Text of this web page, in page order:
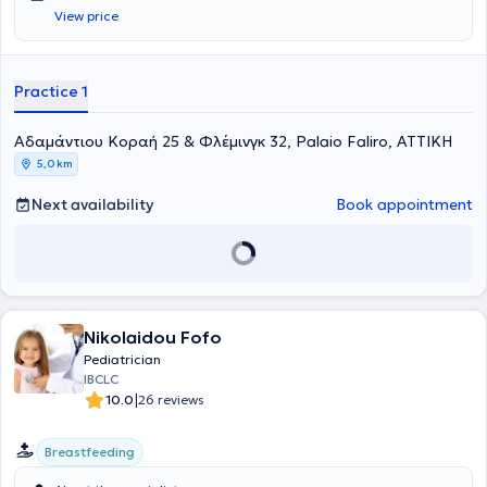
View price
Practice 1
Αδαμάντιου Κοραή 25 & Φλέμινγκ 32, Palaio Faliro, ΑΤΤΙΚΗ
5,0 km
Next availability Book appointment
Nikolaidou Fofo
Pediatrician
IBCLC
10.0|26 reviews
Breastfeeding